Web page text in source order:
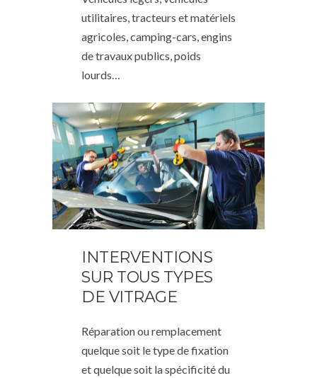
utilitaires, tracteurs et matériels
agricoles, camping-cars, engins
de travaux publics, poids
lourds…
INTERVENTIONS
SUR TOUS TYPES
DE VITRAGE
Réparation ou remplacement
quelque soit le type de fixation
et quelque soit la spécificité du